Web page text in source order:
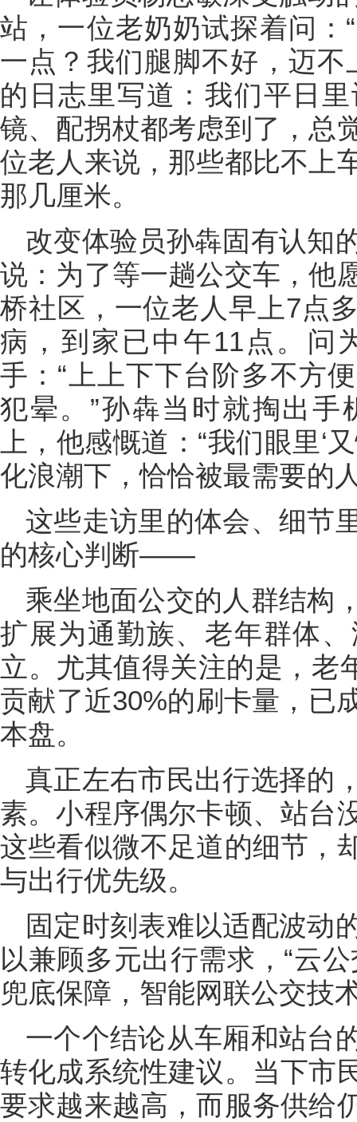
站，一位老奶奶试探着问：
一点？我们腿脚不好，迈
的日志里写道：我们平日
镜、配拐杖都考虑到了，总
位老人来说，那些都比不上
那几厘米。
改变体验员孙犇固有认知
说：为了等一趟公交车，他
桥社区，一位老人早上7点
病，到家已中午11点。问
手：“上上下下台阶多不方
犯晕。”孙犇当时就掏出
上，他感慨道：“我们眼里‘
化浪潮下，恰恰被最需要的
这些走访里的体会、细节
的核心判断——
乘坐地面公交的人群结构
扩展为通勤族、老年群体
立。尤其值得关注的是，老
贡献了近30%的刷卡量，已
本盘。
真正左右市民出行选择的
素。小程序偶尔卡顿、站台
这些看似微不足道的细节，
与出行优先级。
固定时刻表难以适配波动
以兼顾多元出行需求，“云
兜底保障，智能网联公交
一个个结论从车厢和站台
转化成系统性建议。当下市
要求越来越高，而服务供给